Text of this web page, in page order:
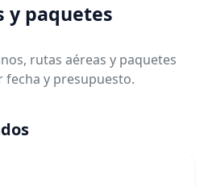
y paquetes
rutas aéreas y paquetes
fecha y presupuesto.